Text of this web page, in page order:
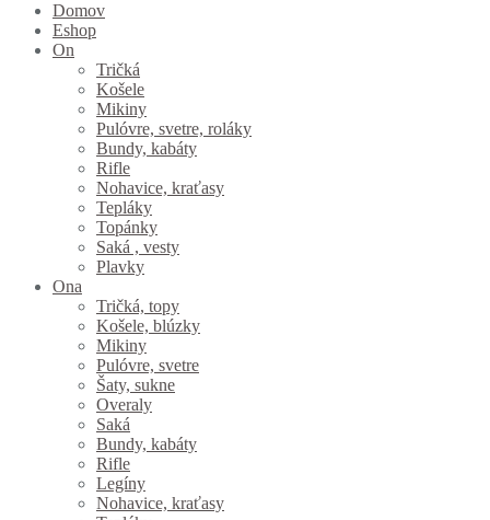
Domov
Eshop
On
Tričká
Košele
Mikiny
Pulóvre, svetre, roláky
Bundy, kabáty
Rifle
Nohavice, kraťasy
Tepláky
Topánky
Saká , vesty
Plavky
Ona
Tričká, topy
Košele, blúzky
Mikiny
Pulóvre, svetre
Šaty, sukne
Overaly
Saká
Bundy, kabáty
Rifle
Legíny
Nohavice, kraťasy